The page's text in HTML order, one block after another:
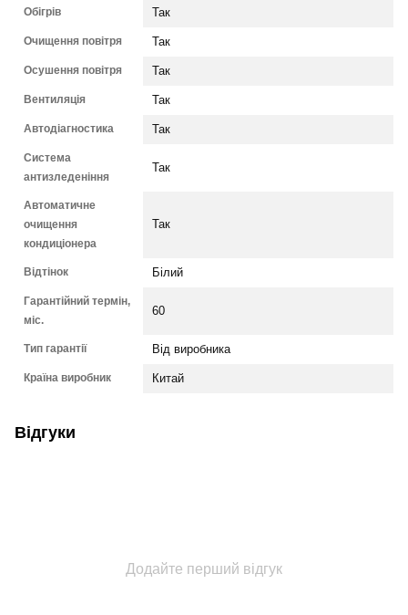
Обігрів Так
Очищення повітря Так
Осушення повітря Так
Вентиляція Так
Автодіагностика Так
Система
антизледеніння
Так
Автоматичне
очищення
кондиціонера
Так
Відтінок Білий
Гарантійний термін,
міс.
60
Тип гарантії Від виробника
Країна виробник Китай
Відгуки
Додайте перший відгук